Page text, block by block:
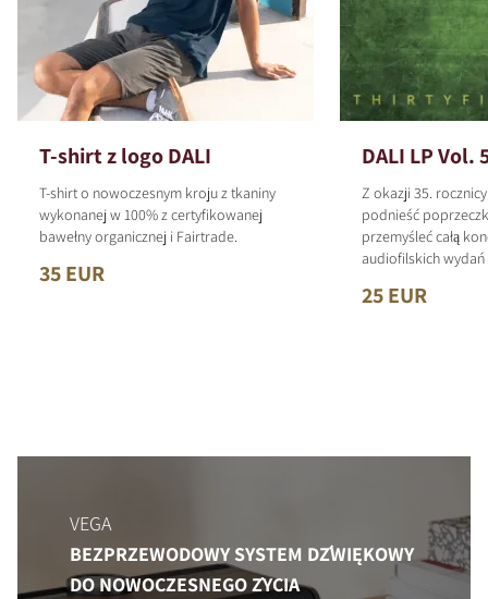
T-shirt z logo DALI
T-shirt o nowoczesnym kroju z tkaniny
wykonanej w 100% z certyfikowanej
bawełny organicznej i Fairtrade.
35 EUR
DALI LP Vol.
Z okazji 35.
podnieść
przemyśleć całą
audiofilskich
25 EUR
VEGA
BEZPRZEWODOWY SYSTEM DŹWIĘKOWY
DO NOWOCZESNEGO ŻYCIA